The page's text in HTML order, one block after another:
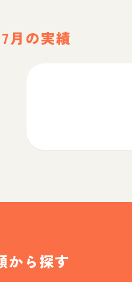
月の実績
から探す